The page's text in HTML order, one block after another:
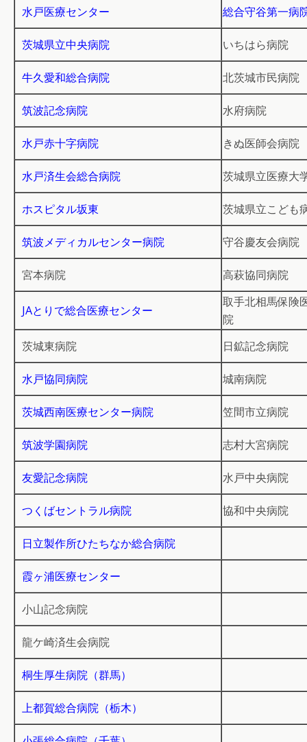
水戸医療センター 総合守谷第一病
茨城県立中央病院 いちはら病院
牛久愛和総合病院 北茨城市民病院
筑波記念病院 水府病院
水戸赤十字病院 きぬ医師会病院
水戸済生会総合病院 茨城県立医療大
ホスピタル坂東 茨城県立こども
筑波メディカルセンター病院 守谷慶友会病院
宮本病院 高萩協同病院
JAとりで総合医療センター
取手北相馬保険
院
茨城東病院
日鉱記念病院
水戸協同病院 城南病院
茨城西南医療センター病院 笠間市立病院
筑波学園病院 志村大宮病院
友愛記念病院 水戸中央病院
つくばセントラル病院 協和中央病院
日立製作所ひたちなか総合病院
霞ヶ浦医療センター
小山記念病院
龍ケ崎済生会病院
桐生厚生病院（群馬）
上都賀総合病院（栃木）